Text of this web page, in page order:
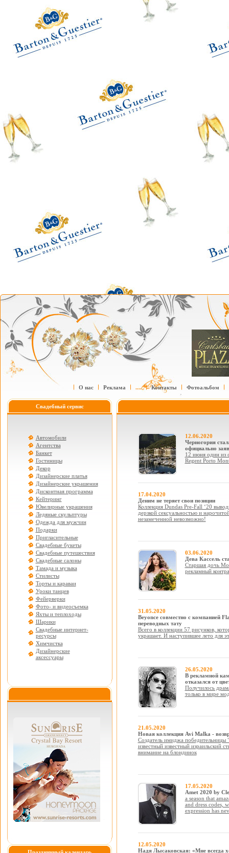
О нас Реклама .... Контакты Фотоальбом
Свадебный сервис
Автомобили
Агентства
Банкет
Гостиницы
Декор
Дизайнерские платья
Дизайнерские украшения
Дисконтная программа
Кейтеринг
Ювелирные украшения
Ледяные скульптуры
Одежда для мужчин
Подарки
Пригласительные
Свадебные букеты
Свадебные путешествия
Свадебные салоны
Тамада и музыка
Стилисты
Торты и караваи
Уроки танцев
Фейерверки
Фото- и видеосъемка
Яхты и теплоходы
Шарики
Свадебные интернет-
ресурсы
Химчистка
Дизайнерские
аксессуары
12.06.2020
Черногория
официально
12 июня один из
Regent Porto
17.04.2020
Деним не теряет свои позиции
Коллекция Dundas Pre-Fall ‘20
дерзкой сексуальностью и
незамеченной невозможно!
03.06.2020
Дева Кассель
Старшая дочь
рекламный
31.05.2020
Beyonce совместно с компанией
переводных тату
Всего в коллекции 57 рисунков,
украшает. И наступившее лето для
26.05.2020
В рекламной
отказался от
Получилось
только в мире
21.05.2020
Новая коллекция Avi Malka -
Создатель имиджа победительницы
известный известный израильский
внимание на блондинок
17.05.2020
Amet 2020 by
a season that
and dress codes,
expression has
12.05.2020
Надя Лысаковская: «Мне всегда